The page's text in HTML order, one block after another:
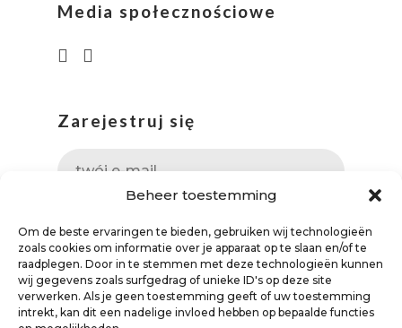
Beheer toestemming
Om de beste ervaringen te bieden, gebruiken wij technologieën
zoals cookies om informatie over je apparaat op te slaan en/of te
raadplegen. Door in te stemmen met deze technologieën kunnen
wij gegevens zoals surfgedrag of unieke ID's op deze site
verwerken. Als je geen toestemming geeft of uw toestemming
intrekt, kan dit een nadelige invloed hebben op bepaalde functies
Media społecznościowe
Zarejestruj się